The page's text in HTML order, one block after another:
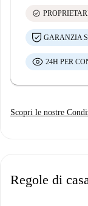
check_circle
GARANZIA
24H PER
Scopri le nostre
Regole di